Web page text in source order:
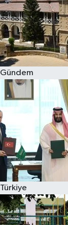
Gündem
Türkiye